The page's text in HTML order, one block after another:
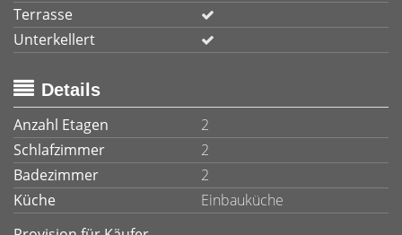
Terrasse
Unterkellert
Details
Anzahl Etagen
2
Schlafzimmer
2
Badezimmer
2
Küche
Einbauküche